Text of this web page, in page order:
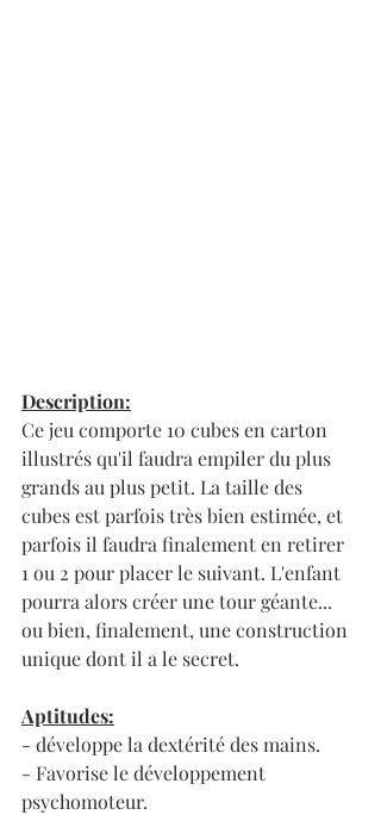
Description:
Ce jeu comporte 10 cubes en carton
illustrés qu'il faudra empiler du plus
grands au plus petit. La taille des
cubes est parfois très bien estimée, et
parfois il faudra finalement en retirer
1 ou 2 pour placer le suivant. L'enfant
pourra alors créer une tour géante...
ou bien, finalement, une construction
unique dont il a le secret.
Aptitudes:
- développe la dextérité des mains.
- Favorise le développement
psychomoteur.